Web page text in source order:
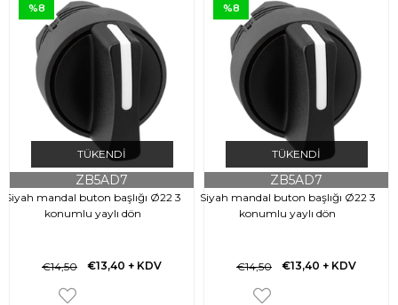
TÜKENDI
Siyah mandal buton başlığı Ø22 3
konumlu yaylı dön
ZB5AD7
€13,40 + KDV
€14,50
%8
TÜKENDI
Siyah mandal buton başlığı Ø22 3
konumlu yaylı dön
ZB5AD7
€13,40 + KDV
€14,50
%8